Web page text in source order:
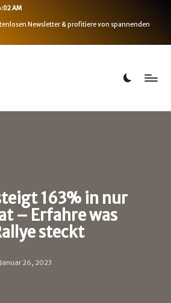
AM
Newsletter & profitiere von spannenden
163% in nur
– Erfahre was
steckt
Januar 26, 2023